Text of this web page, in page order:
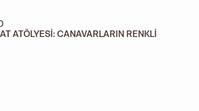
ATÖLYESI: CANAVARLARIN RENKLI